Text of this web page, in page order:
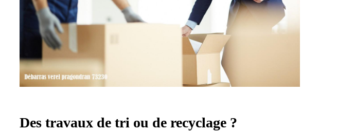
Des travaux de tri ou de recyclage ?